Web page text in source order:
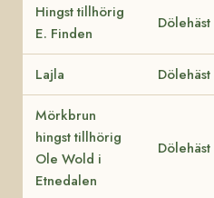
Hingst tillhörig
E. Finden
Dölehäst
Lajla Dölehäst
Mörkbrun
hingst tillhörig
Ole Wold i
Etnedalen
Dölehäst